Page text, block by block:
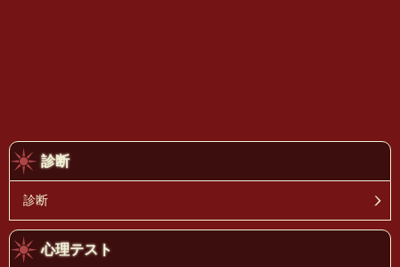
診断
診断
心理テスト